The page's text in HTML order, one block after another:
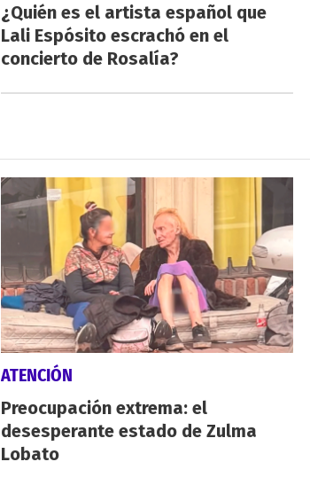
¿Quién es el artista español que
Lali Espósito escrachó en el
concierto de Rosalía?
ATENCIÓN
Preocupación extrema: el
desesperante estado de Zulma
Lobato